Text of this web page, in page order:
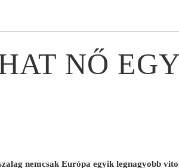
NŐ
nemcsak Európa egyik legnagyobb